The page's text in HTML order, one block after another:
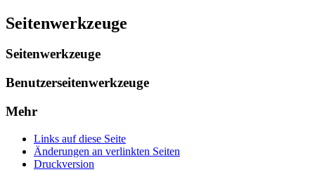
Seitenwerkzeuge
Seitenwerkzeuge
Benutzerseitenwerkzeuge
Mehr
Links auf diese Seite
Änderungen an verlinkten Seiten
Druckversion